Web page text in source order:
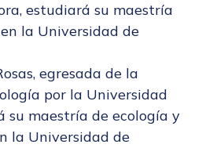
estudiará su maestría
la Universidad de
egresada de la
por la Universidad
su maestría de ecología y
la Universidad de